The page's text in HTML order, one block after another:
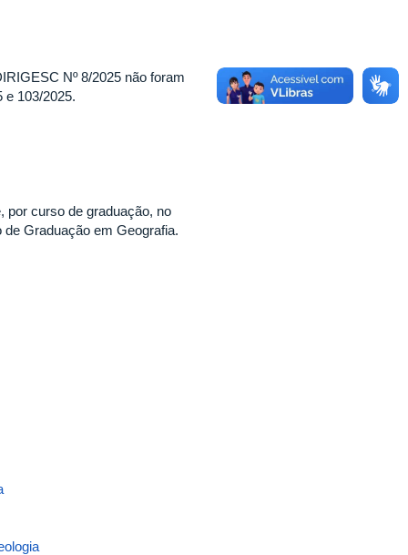
Nº 8/2025 não foram
e 103/2025.
por curso de graduação, no
Graduação em Geografia.